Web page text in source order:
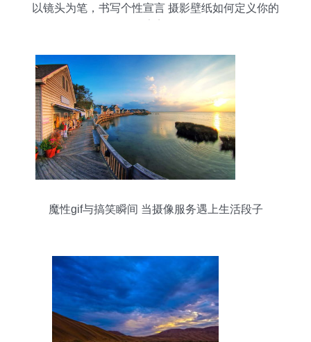
以镜头为笔，书写个性宣言 摄影壁纸如何定义你的
魔性gif与搞笑瞬间 当摄像服务遇上生活段子